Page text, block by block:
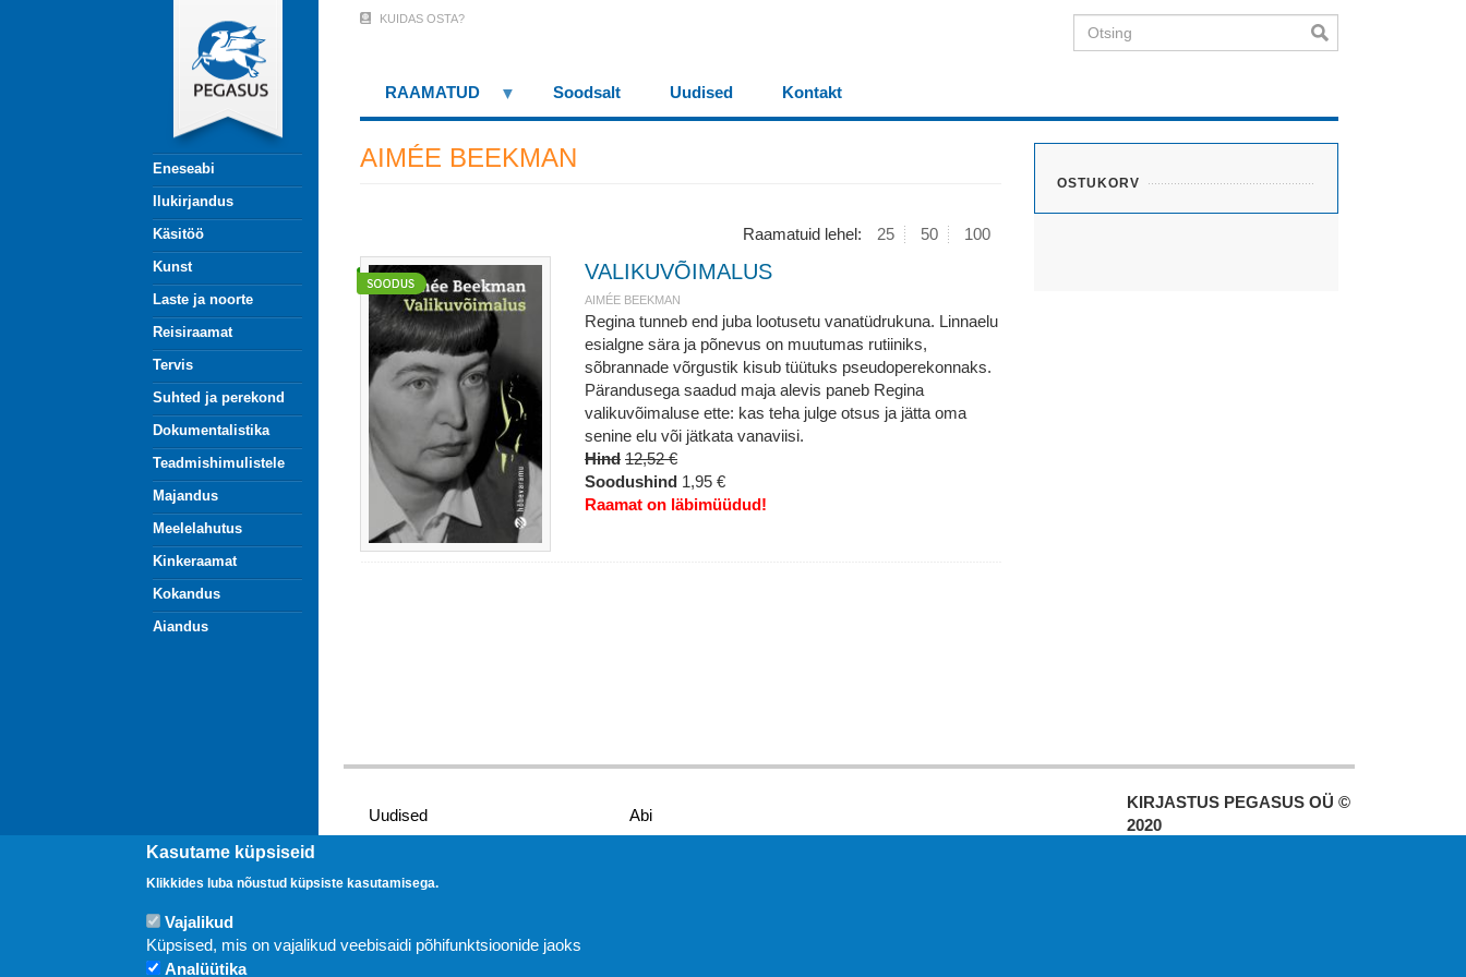
Eneseabi
Ilukirjandus
Käsitöö
Kunst
Laste ja noorte
Reisiraamat
Tervis
Suhted ja perekond
Dokumentalistika
Teadmishimulistele
Majandus
Meelelahutus
Kinkeraamat
Kokandus
Aiandus
Menu
(logged
KUIDAS OSTA? Otsing
RAAMATUD Soodsalt Uudised Kontakt
OSTUKORV
AIMÉE BEEKMAN
Raamatuid lehel: 25 50 100
VALIKUVÕIMALUS
AIMÉE BEEKMAN
Regina tunneb end juba lootusetu vanatüdrukuna. Linnaelu
esialgne sära ja põnevus on muutumas rutiiniks,
sõbrannade võrgustik kisub tüütuks pseudoperekonnaks.
Pärandusega saadud maja alevis paneb Regina
valikuvõimaluse ette: kas teha julge otsus ja jätta oma
senine elu või jätkata vanaviisi.
Hind 12,52 €
Soodushind 1,95 €
Raamat on läbimüüdud!
Uudised Abi
KIRJASTUS PEGASUS OÜ ©
2020
Kasutame küpsiseid
Klikkides luba nõustud küpsiste kasutamisega.
Vajalikud
Küpsised, mis on vajalikud veebisaidi põhifunktsioonide jaoks
Analüütika